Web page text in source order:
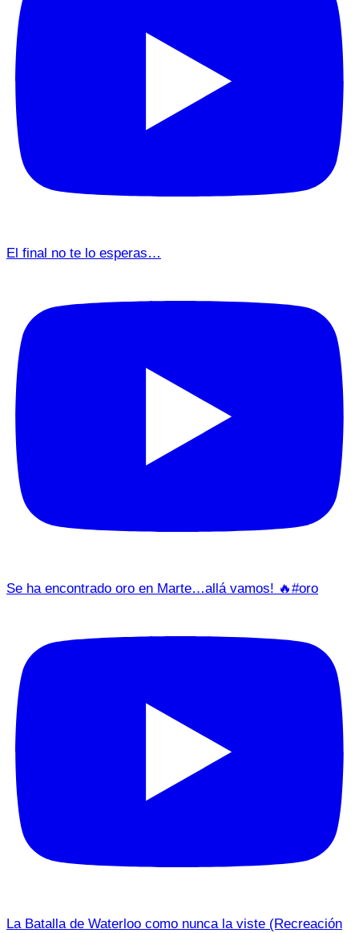
El final no te lo esperas…
Se ha encontrado oro en Marte…allá vamos! 🔥#oro
La Batalla de Waterloo como nunca la viste (Recreación